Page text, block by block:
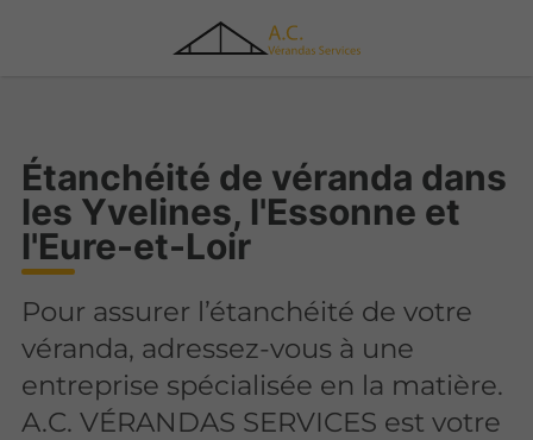
Étanchéité de véranda dans
les Yvelines, l'Essonne et
l'Eure-et-Loir
Pour assurer l’étanchéité de votre
véranda, adressez-vous à une
entreprise spécialisée en la matière.
A.C. VÉRANDAS SERVICES est votre